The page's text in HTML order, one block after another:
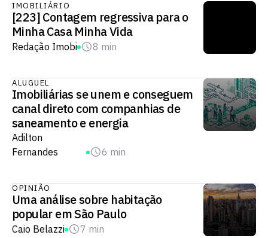
IMOBILIÁRIO
[223] Contagem regressiva para o
Minha Casa Minha Vida
Redação Imobi 8 min
ALUGUEL
Imobiliárias se unem e conseguem
canal direto com companhias de
saneamento e energia
Adilton
Fernandes
6 min
OPINIÃO
Uma análise sobre habitação
popular em São Paulo
Caio Belazzi 7 min